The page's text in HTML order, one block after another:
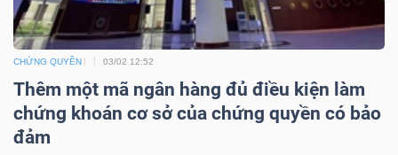
CHỨNG QUYỀN 03/02 12:52
Thêm một mã ngân hàng đủ điều kiện làm
chứng khoán cơ sở của chứng quyền có bảo
đảm
Thuật
ngữ
(-)
Dịch